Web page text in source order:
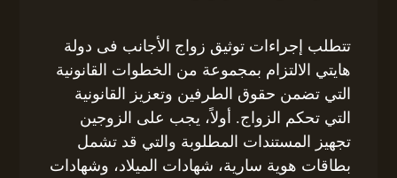
تتطلب إجراءات توثيق زواج الأجانب فى دولة
هايتي الالتزام بمجموعة من الخطوات القانونية
التي تضمن حقوق الطرفين وتعزيز القانونية
التي تحكم الزواج. أولاً، يجب على الزوجين
تجهيز المستندات المطلوبة والتي قد تشمل
بطاقات هوية سارية، شهادات الميلاد، وشهادات